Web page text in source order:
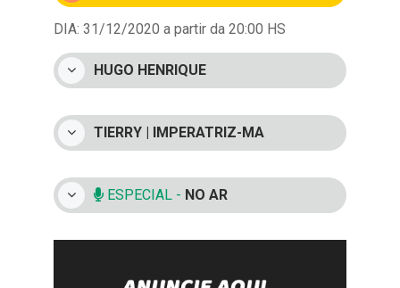
DIA: 31/12/2020 a partir da 20:00 HS
HUGO HENRIQUE
TIERRY | IMPERATRIZ-MA
ESPECIAL - NO AR